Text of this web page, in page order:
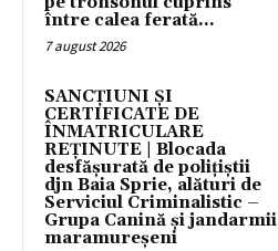
între calea ferată...
7 august 2026
SANCȚIUNI ȘI
CERTIFICATE DE
ÎNMATRICULARE
REȚINUTE | Blocada
desfășurată de polițiștii
djn Baia Sprie, alături de
Serviciul Criminalistic –
Grupa Canină și jandarmii
maramureșeni